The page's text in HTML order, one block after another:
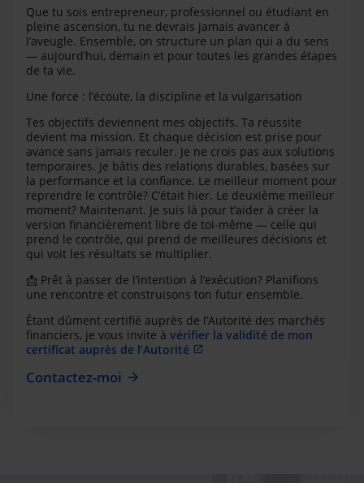
Que tu sois entrepreneur, professionnel ou étudiant en
pleine ascension, tu ne devrais jamais avancer à
l’aveugle. Ensemble, on structure un plan qui a du sens
— aujourd’hui, demain et pour toutes les grandes étapes
de ta vie.
Une force : l’écoute, la discipline et la vulgarisation
Tes objectifs deviennent mes objectifs. Ta réussite
devient ma mission. Et chaque décision est prise pour
avance sans jamais reculer. Je ne crois pas aux solutions
temporaires. Je bâtis des relations durables, basées sur
la performance et la confiance. Le meilleur moment pour
reprendre le contrôle? C’était hier. Le deuxième meilleur
moment? Maintenant. Je suis là pour t’aider à créer la
version financièrement libre de toi-même — celle qui
prend le contrôle, qui prend de meilleures décisions et
qui voit les résultats se multiplier.
📩 Prêt à passer de l’intention à l’exécution? Planifions
une rencontre et construisons ton futur ensemble.
Étant dûment certifié auprès de l’Autorité des marchés
financiers, je vous invite à vérifier la validité de mon
certificat auprès de l’Autorité
Contactez-moi